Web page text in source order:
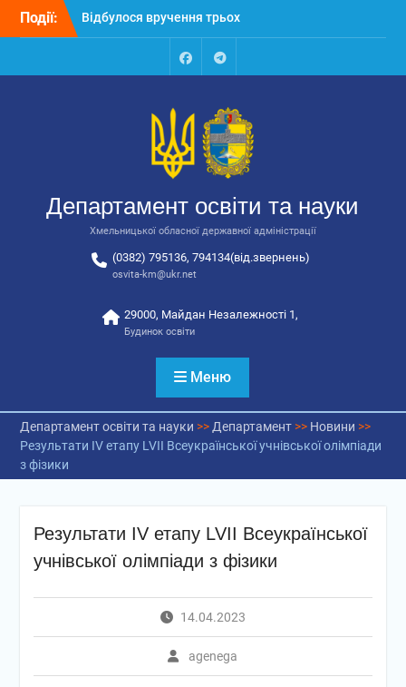
Перейти
Події:
Відбулося засідання
колегії Департаменту
освіти та науки обласної
державної адміністрації
відповідальних за
національно-патріотичне
FacebookTalegram
Департамент освіти та науки
Хмельницької обласної державної адміністрації
(0382) 795136, 794134(від.звернень)
osvita-km@ukr.net
29000, Майдан Незалежності 1,
Будинок освіти
Меню
Департамент освіти та науки >> Департамент>> Новини >>
Результати ІV етапу LVІІ Всеукраїнської учнівської олімпіади
з фізики
Результати ІV етапу LVІІ Всеукраїнської
учнівської олімпіади з фізики
14.04.2023
agenega